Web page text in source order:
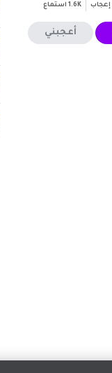
إعجاب 1.6K استماع
أعجبني